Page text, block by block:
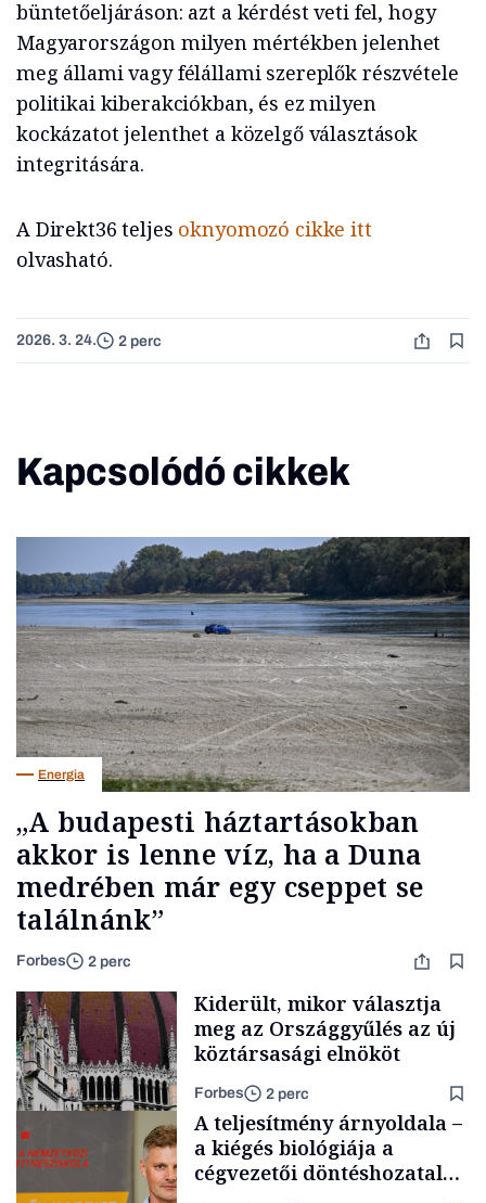
büntetőeljáráson: azt a kérdést veti fel, hogy
Magyarországon milyen mértékben jelenhet
meg állami vagy félállami szereplők részvétele
politikai kiberakciókban, és ez milyen
kockázatot jelenthet a közelgő választások
integritására.
A Direkt36 teljes oknyomozó cikke itt
olvasható.
2026. 3. 24. 2 perc
Kapcsolódó cikkek
Energia
„A budapesti háztartásokban
akkor is lenne víz, ha a Duna
medrében már egy cseppet se
találnánk”
Forbes 2 perc
Kiderült, mikor választja
meg az Országgyűlés az új
köztársasági elnököt
Forbes 2 perc
A teljesítmény árnyoldala –
a kiégés biológiája a
cégvezetői döntéshozatal